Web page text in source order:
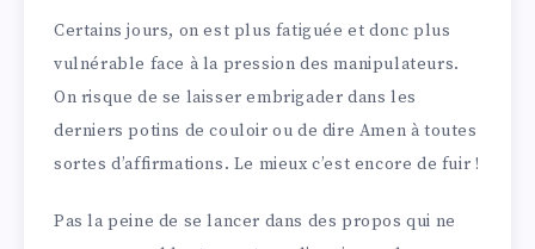
Certains jours, on est plus fatiguée et donc plus
vulnérable face à la pression des manipulateurs.
On risque de se laisser embrigader dans les
derniers potins de couloir ou de dire Amen à toutes
sortes d’affirmations. Le mieux c’est encore de fuir !
Pas la peine de se lancer dans des propos qui ne